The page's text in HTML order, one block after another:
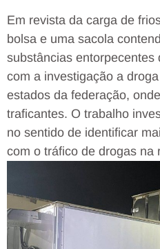
Em revista da carga de
bolsa e uma sacola
substâncias
com a investigação a
estados da federação,
traficantes. O trabalho
no sentido de identificar
com o tráfico de drogas na